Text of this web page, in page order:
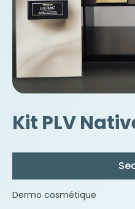
Kit PLV
Dermo cosmétique